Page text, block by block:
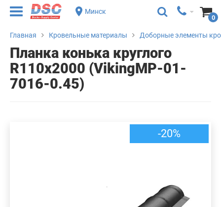
Минск
0
Главная Кровельные материалы Доборные элементы
Планка конька круглого
R110х2000 (VikingMP-01-
7016-0.45)
-20%